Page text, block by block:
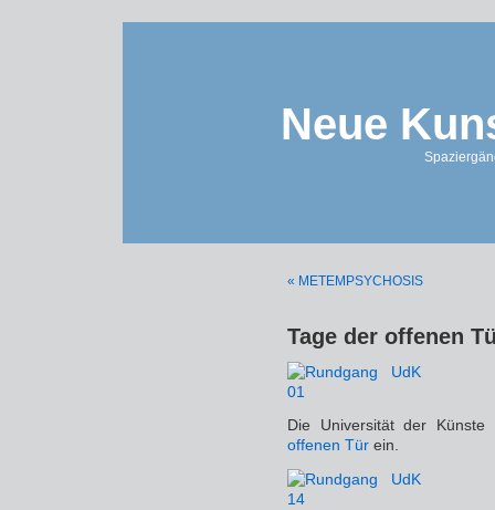
Neue
« METEMPSYCHOSIS
Tage der offenen
Die Universität der
offenen Tür ein.